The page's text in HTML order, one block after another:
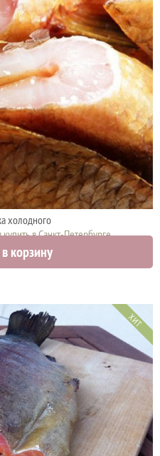
холодного
в Санкт-Петербурге
руб.
корзину
ХИТ